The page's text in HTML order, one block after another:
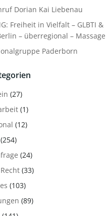
Dorian Kai Liebenau
Freiheit in Vielfalt – GLBTI &
– überregional – Massage
Paderborn
(27)
(1)
(12)
(254)
(24)
(33)
(103)
(89)